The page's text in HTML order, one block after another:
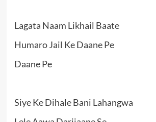
Lagata Naam Likhail Baate
Humaro Jail Ke Daane Pe
Daane Pe
Siye Ke Dihale Bani Lahangwa